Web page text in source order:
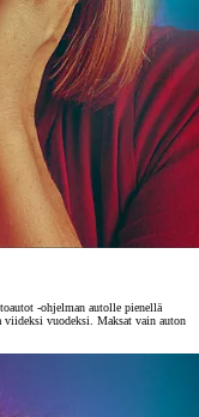
-ohjelman autolle pienellä
viideksi vuodeksi. Maksat vain auton